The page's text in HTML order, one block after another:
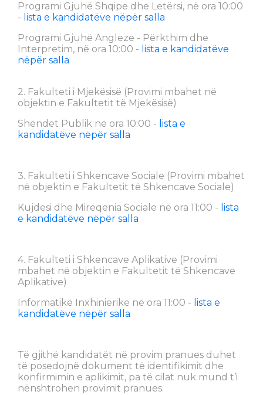
Programi Gjuhë Shqipe dhe Letërsi, në ora 10:00
- lista e kandidatëve nëpër salla
Programi Gjuhë Angleze - Përkthim dhe
Interpretim, në ora 10:00 - lista e kandidatëve
nëpër salla
2. Fakulteti i Mjekësisë (Provimi mbahet në
objektin e Fakultetit të Mjekësisë)
Shëndet Publik në ora 10:00 - lista e
kandidatëve nëpër salla
3. Fakulteti i Shkencave Sociale (Provimi mbahet
në objektin e Fakultetit të Shkencave Sociale)
Kujdesi dhe Mirëqenia Sociale në ora 11:00 - lista
e kandidatëve nëpër salla
4. Fakulteti i Shkencave Aplikative (Provimi
mbahet në objektin e Fakultetit të Shkencave
Aplikative)
Informatikë Inxhinierike në ora 11:00 - lista e
kandidatëve nëpër salla
Të gjithë kandidatët në provim pranues duhet
të posedojnë dokument të identifikimit dhe
konfirmimin e aplikimit, pa të cilat nuk mund t’i
nënshtrohen provimit pranues.